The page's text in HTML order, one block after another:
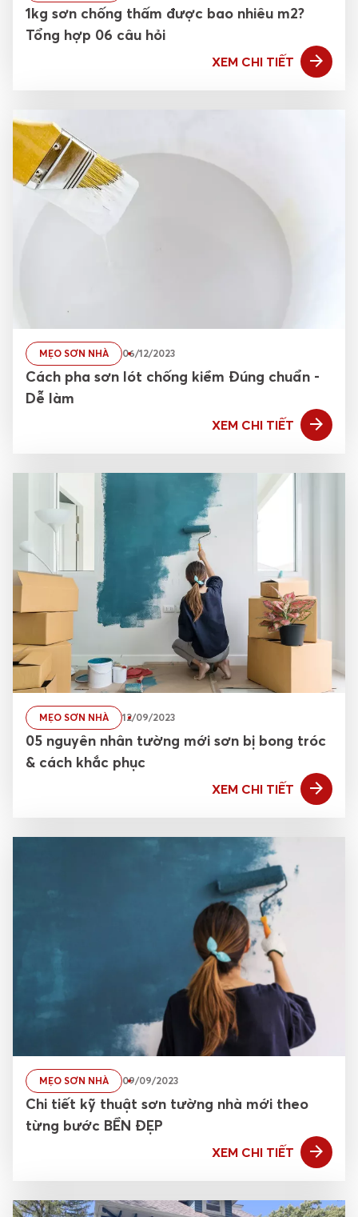
1kg sơn chống thấm được bao nhiêu m2?
Tổng hợp 06 câu hỏi
XEM CHI TIẾT
MẸO SƠN NHÀ 06/12/2023
Cách pha sơn lót chống kiềm Đúng chuẩn -
Dễ làm
XEM CHI TIẾT
MẸO SƠN NHÀ 12/09/2023
05 nguyên nhân tường mới sơn bị bong tróc
& cách khắc phục
XEM CHI TIẾT
MẸO SƠN NHÀ 09/09/2023
Chi tiết kỹ thuật sơn tường nhà mới theo
từng bước BỀN ĐẸP
XEM CHI TIẾT